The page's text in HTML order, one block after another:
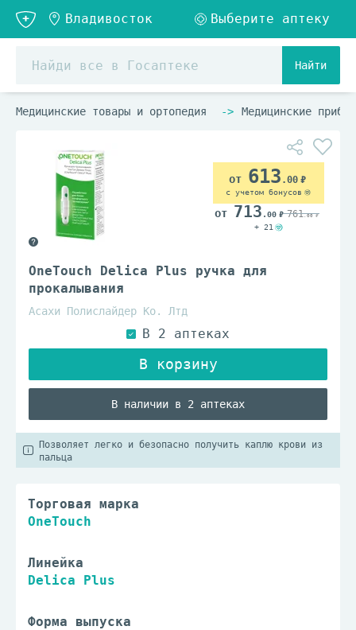
Найти
Медицинские товары и ортопедия Медицинские
OneTouch Delica Plus ручка для
прокалывания
Асахи Полислайдер Ко. Лтд
В наличии в 2 аптеках
613 .00
с учетом бонусов
713 .00 761.00
+ 21
Позволяет легко и безопасно получить каплю крови из
пальца
Торговая марка
OneTouch
Линейка
Delica Plus
Форма выпуска